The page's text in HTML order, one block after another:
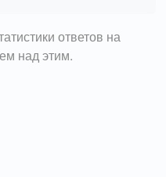
ответов на
над этим.